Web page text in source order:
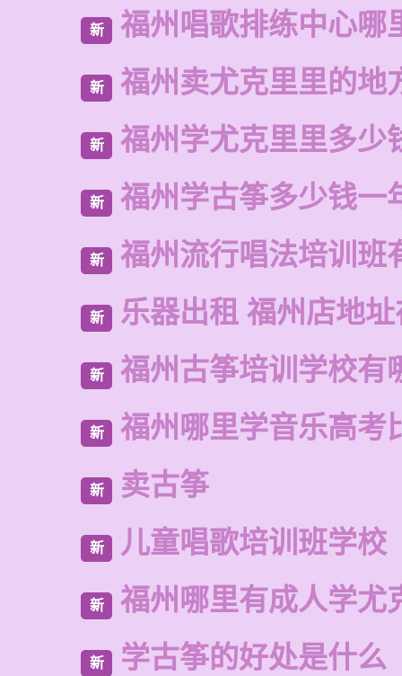
新 福州唱歌排练中心哪
新 福州卖尤克里里的地
新 福州学尤克里里多少
新 福州学古筝多少钱一
新 福州流行唱法培训班
新 乐器出租 福州店地
新 福州古筝培训学校有
新 福州哪里学音乐高考
新 卖古筝
新 儿童唱歌培训班学校
新 福州哪里有成人学尤
新 学古筝的好处是什么